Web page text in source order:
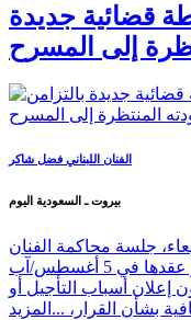
قضائية جديدة
إلى المسرح
الفنان اللبناني فضل شاكر
بيروت ـ السعودية اليوم
جلسة محاكمة الفنان
اللبناني فضل شاكر، التي كانت مقرر عقدها في 5 أغسطس/آب
دون إعلان أسباب التأجيل أو
بشأن القرار، ... المزيد